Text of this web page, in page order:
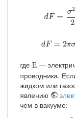
dF = σ2
2
d
dF = 2πσ
где Е
Е —
проводника.
жидком или
явлению
чем в вакууме: